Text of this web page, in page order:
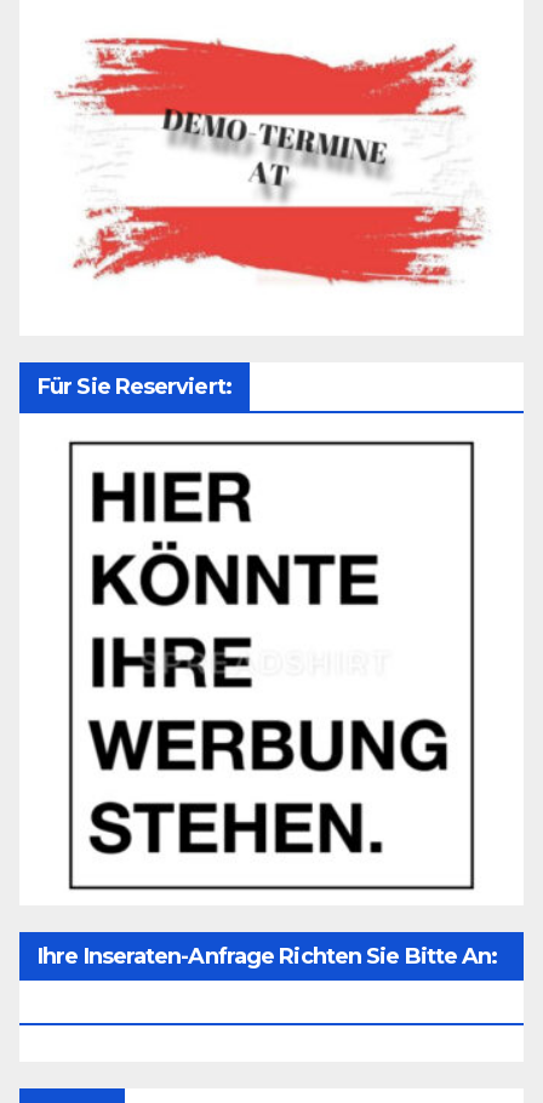
Für Sie Reserviert:
Ihre Inseraten-Anfrage Richten Sie Bitte An: